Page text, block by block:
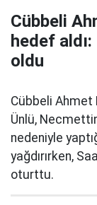
Cübbeli
hedef
oldu
Cübbeli
Ünlü,
nedeniyle
yağdırırken,
oturttu.